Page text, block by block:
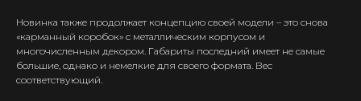
Новинка также продолжает концепцию своей модели – это снова
«карманный коробок» с металлическим корпусом и
многочисленным декором. Габариты последний имеет не самые
большие, однако и немелкие для своего формата. Вес
соответствующий.